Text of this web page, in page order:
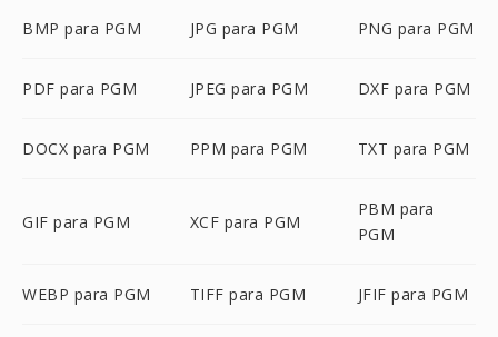
BMP para PGM JPG para PGM PNG para PGM
PDF para PGM JPEG para PGM DXF para PGM
DOCX para PGM PPM para PGM TXT para PGM
GIF para PGM XCF para PGM
PBM para
PGM
WEBP para PGM TIFF para PGM JFIF para PGM